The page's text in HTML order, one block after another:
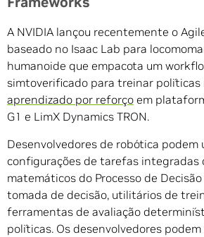
A NVIDIA lançou recentemente o
baseado no Isaac Lab para
humanoide que empacota um
simtoverificado para treinar políticas
aprendizado por reforço em
G1 e LimX Dynamics TRON.
Desenvolvedores de robótica podem
configurações de tarefas integradas
matemáticos do Processo de
tomada de decisão, utilitários de
ferramentas de avaliação
políticas. Os desenvolvedores